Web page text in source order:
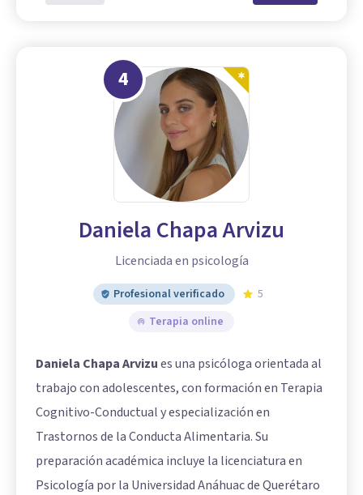
4
Daniela Chapa Arvizu
Licenciada en psicología
Profesional verificado
5
Terapia online
Daniela Chapa Arvizues una psicóloga orientada al
trabajo con adolescentes, con formación en Terapia
Cognitivo-Conductual y especialización en
Trastornos de la Conducta Alimentaria. Su
preparación académica incluye la licenciatura en
Psicología por la Universidad Anáhuac de Querétaro